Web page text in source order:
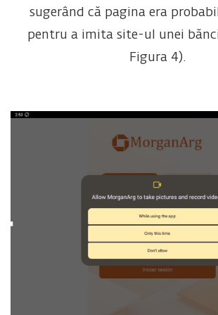
sugerând că pagina era
pentru a imita site-ul unei bănci
Figura 4).